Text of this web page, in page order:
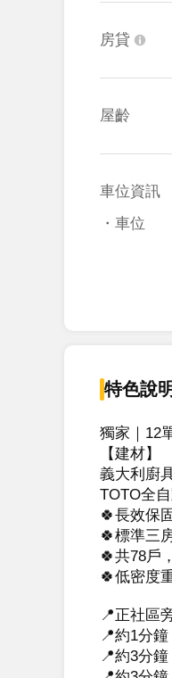
房貸
屋齡
車位資訊
・車位
特色說明
獨家｜12
【建材】
義大利廚
TOTO全
🍀長效保
🍀標準三
🍀共78戶
🍀低密度
📍正社區
📍約1分
📍約3分